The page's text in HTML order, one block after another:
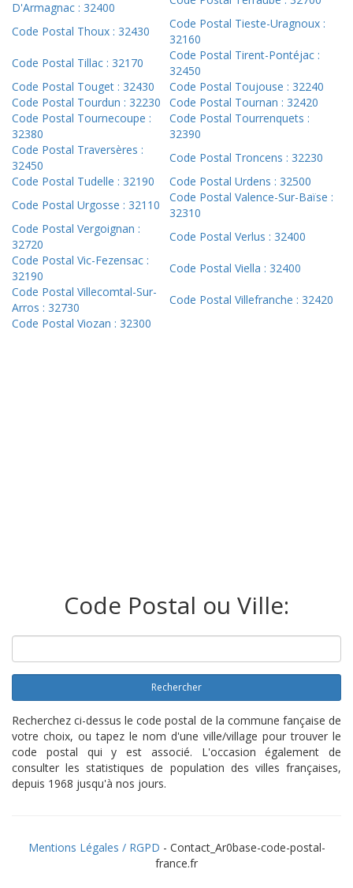
D'Armagnac : 32400
Code Postal Thoux : 32430
Code Postal Tieste-Uragnoux :
32160
Code Postal Tillac : 32170
Code Postal Tirent-Pontéjac :
32450
Code Postal Touget : 32430
Code Postal Toujouse : 32240
Code Postal Tourdun : 32230
Code Postal Tournan : 32420
Code Postal Tournecoupe :
32380
Code Postal Tourrenquets :
32390
Code Postal Traversères :
32450
Code Postal Troncens : 32230
Code Postal Tudelle : 32190
Code Postal Urdens : 32500
Code Postal Urgosse : 32110
Code Postal Valence-Sur-Baïse :
32310
Code Postal Vergoignan :
32720
Code Postal Verlus : 32400
Code Postal Vic-Fezensac :
32190
Code Postal Viella : 32400
Code Postal Villecomtal-Sur-
Arros : 32730
Code Postal Villefranche : 32420
Code Postal Viozan : 32300
Code Postal ou Ville:
Rechercher
Recherchez ci-dessus le code postal de la commune fançaise de
votre choix, ou tapez le nom d'une ville/village pour trouver le
code postal qui y est associé. L'occasion également de
consulter les statistiques de population des villes françaises,
depuis 1968 jusqu'à nos jours.
Mentions Légales / RGPD - Contact_Ar0base-code-postal-
france.fr